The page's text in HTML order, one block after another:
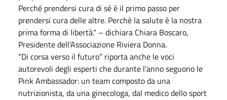
Perché prendersi cura di sé è il primo passo per
prendersi cura delle altre. Perchè la salute è la nostra
prima forma di libertà." – dichiara Chiara Boscaro,
Presidente dell’Associazione Riviera Donna.
“Di corsa verso il futuro” riporta anche le voci
autorevoli degli esperti che durante l’anno seguono le
Pink Ambassador: un team composto da una
nutrizionista, da una ginecologa, dal medico dello sport